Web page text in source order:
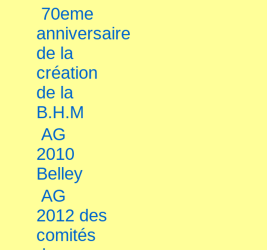
70eme
anniversaire
de la
création
de la
B.H.M
AG
2010
Belley
AG
2012 des
comités